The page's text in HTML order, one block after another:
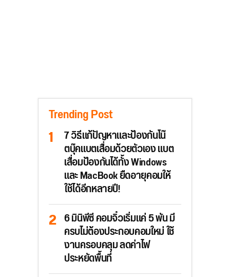
Trending Post
7 วิธีแก้ปัญหาและป้องกันโน๊
ตบุ๊คแบตเสื่อมด้วยตัวเอง แบต
เสื่อมป้องกันได้ทั้ง Windows
และ MacBook ยืดอายุคอมให้
ใช้ได้อีกหลายปี!
6 มินิพีซี คอมจิ๋วเริ่มแค่ 5 พัน มี
ครบไม่ต้องประกอบคอมใหม่ ใช้
งานครอบคลุม ลดค่าไฟ
ประหยัดพื้นที่